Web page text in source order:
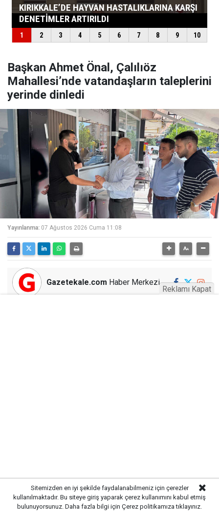
Başkan Ahmet Önal, Çalılıöz
Mahallesi’nde vatandaşların taleplerini
yerinde dinledi
Yayınlanma: 07 Ağustos 2026 Cuma 11:08
Gazetekale.com Haber Merkezi
Sitemizden en iyi şekilde faydalanabilmeniz için çerezler
kullanılmaktadır. Bu siteye giriş yaparak çerez kullanımını kabul etmiş
bulunuyorsunuz. Daha fazla bilgi için Çerez politikamıza tıklayınız.
Reklamı Kapat